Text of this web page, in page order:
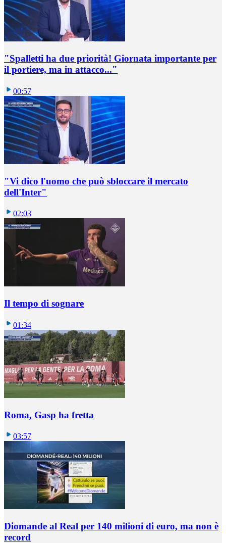
"Spalletti ha due priorità! Giornata importante per
il portiere, ma in attacco..."
00:57
"Vi dico l'uomo che può sbloccare il mercato
dell'Inter"
02:03
Il tempo di sognare
01:34
Roma, Gasp ha fretta
03:57
Diomande al Real per 140 milioni di euro, ma non è
record